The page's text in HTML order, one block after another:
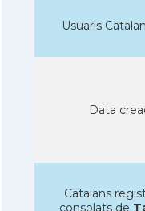
Usuaris
Data
Catalans
consolats de